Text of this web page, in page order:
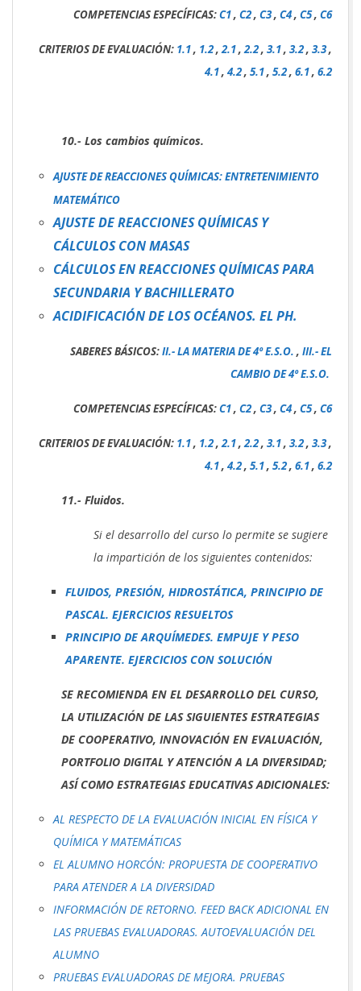
COMPETENCIAS ESPECÍFICAS:C1, C2, C3, C4, C5, C6
CRITERIOS DE EVALUACIÓN: 1.1, 1.2,2.1,2.2, 3.1, 3.2, 3.3,
4.1, 4.2, 5.1, 5.2, 6.1, 6.2
10.- Los cambios químicos.
AJUSTE DE REACCIONES QUÍMICAS: ENTRETENIMIENTO
MATEMÁTICO
AJUSTE DE REACCIONES QUÍMICAS Y
CÁLCULOS CON MASAS
CÁLCULOS EN REACCIONES QUÍMICAS PARA
SECUNDARIA Y BACHILLERATO
ACIDIFICACIÓN DE LOS OCÉANOS. EL PH.
SABERES BÁSICOS:II.- LA MATERIA DE 4º E.S.O. , III.- EL
CAMBIO DE 4º E.S.O.
COMPETENCIAS ESPECÍFICAS:C1, C2, C3, C4, C5, C6
CRITERIOS DE EVALUACIÓN: 1.1, 1.2,2.1,2.2, 3.1, 3.2, 3.3,
4.1, 4.2, 5.1, 5.2, 6.1, 6.2
11.- Fluidos.
Si el desarrollo del curso lo permite se sugiere
la impartición de los siguientes contenidos:
FLUIDOS, PRESIÓN, HIDROSTÁTICA, PRINCIPIO DE
PASCAL. EJERCICIOS RESUELTOS
PRINCIPIO DE ARQUÍMEDES. EMPUJE Y PESO
APARENTE. EJERCICIOS CON SOLUCIÓN
SE RECOMIENDA EN EL DESARROLLO DEL CURSO,
LA UTILIZACIÓN DE LAS SIGUIENTES ESTRATEGIAS
DE COOPERATIVO, INNOVACIÓN EN EVALUACIÓN,
PORTFOLIO DIGITAL Y ATENCIÓN A LA DIVERSIDAD;
ASÍ COMO ESTRATEGIAS EDUCATIVAS ADICIONALES:
AL RESPECTO DE LA EVALUACIÓN INICIAL EN FÍSICA Y
QUÍMICA Y MATEMÁTICAS
EL ALUMNO HORCÓN: PROPUESTA DE COOPERATIVO
PARA ATENDER A LA DIVERSIDAD
INFORMACIÓN DE RETORNO. FEED BACK ADICIONAL EN
LAS PRUEBAS EVALUADORAS. AUTOEVALUACIÓN DEL
ALUMNO
PRUEBAS EVALUADORAS DE MEJORA. PRUEBAS